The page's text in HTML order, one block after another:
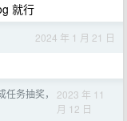
就行
2024 年 1 月 21 日
务抽奖，
2023 年 11
月 12 日